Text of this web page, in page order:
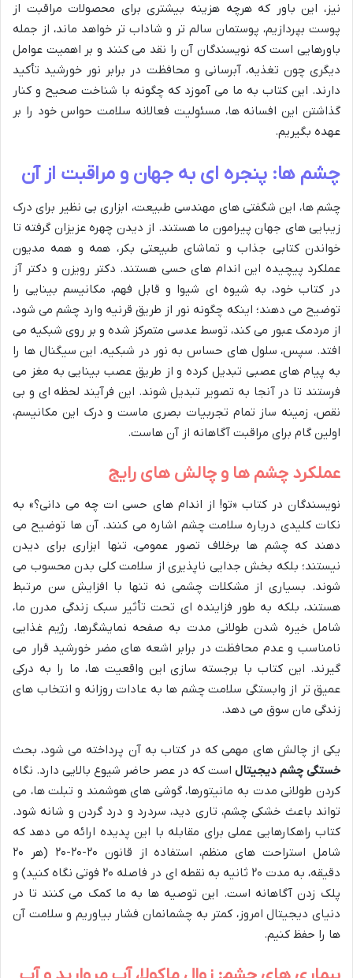
نیز، این باور که هرچه هزینه بیشتری برای محصولات مراقبت از
پوست بپردازیم، پوستمان سالم تر و شاداب تر خواهد ماند، از جمله
باورهایی است که نویسندگان آن را نقد می کنند و بر اهمیت عوامل
دیگری چون تغذیه، آبرسانی و محافظت در برابر نور خورشید تأکید
دارند. این کتاب به ما می آموزد که چگونه با شناخت صحیح و کنار
گذاشتن این افسانه ها، مسئولیت فعالانه سلامت حواس خود را بر
عهده بگیریم.
چشم ها: پنجره ای به جهان و مراقبت از آن
چشم ها، این شگفتی های مهندسی طبیعت، ابزاری بی نظیر برای درک
زیبایی های جهان پیرامون ما هستند. از دیدن چهره عزیزان گرفته تا
خواندن کتابی جذاب و تماشای طبیعتی بکر، همه و همه مدیون
عملکرد پیچیده این اندام های حسی هستند. دکتر رویزن و دکتر آز
در کتاب خود، به شیوه ای شیوا و قابل فهم، مکانیسم بینایی را
توضیح می دهند؛ اینکه چگونه نور از طریق قرنیه وارد چشم می شود،
از مردمک عبور می کند، توسط عدسی متمرکز شده و بر روی شبکیه می
افتد. سپس، سلول های حساس به نور در شبکیه، این سیگنال ها را
به پیام های عصبی تبدیل کرده و از طریق عصب بینایی به مغز می
فرستند تا در آنجا به تصویر تبدیل شوند. این فرآیند لحظه ای و بی
نقص، زمینه ساز تمام تجربیات بصری ماست و درک این مکانیسم،
اولین گام برای مراقبت آگاهانه از آن هاست.
عملکرد چشم ها و چالش های رایج
نویسندگان در کتاب «تو! از اندام های حسی ات چه می دانی؟» به
نکات کلیدی درباره سلامت چشم اشاره می کنند. آن ها توضیح می
دهند که چشم ها برخلاف تصور عمومی، تنها ابزاری برای دیدن
نیستند؛ بلکه بخش جدایی ناپذیری از سلامت کلی بدن محسوب می
شوند. بسیاری از مشکلات چشمی نه تنها با افزایش سن مرتبط
هستند، بلکه به طور فزاینده ای تحت تأثیر سبک زندگی مدرن ما،
شامل خیره شدن طولانی مدت به صفحه نمایشگرها، رژیم غذایی
نامناسب و عدم محافظت در برابر اشعه های مضر خورشید قرار می
گیرند. این کتاب با برجسته سازی این واقعیت ها، ما را به درکی
عمیق تر از وابستگی سلامت چشم ها به عادات روزانه و انتخاب های
زندگی مان سوق می دهد.
یکی از چالش های مهمی که در کتاب به آن پرداخته می شود، بحث
خستگی چشم دیجیتال است که در عصر حاضر شیوع بالایی دارد. نگاه
کردن طولانی مدت به مانیتورها، گوشی های هوشمند و تبلت ها، می
تواند باعث خشکی چشم، تاری دید، سردرد و درد گردن و شانه شود.
کتاب راهکارهایی عملی برای مقابله با این پدیده ارائه می دهد که
شامل استراحت های منظم، استفاده از قانون ۲۰-۲۰-۲۰ (هر ۲۰
دقیقه، به مدت ۲۰ ثانیه به نقطه ای در فاصله ۲۰ فوتی نگاه کنید) و
پلک زدن آگاهانه است. این توصیه ها به ما کمک می کنند تا در
دنیای دیجیتال امروز، کمتر به چشمانمان فشار بیاوریم و سلامت آن
ها را حفظ کنیم.